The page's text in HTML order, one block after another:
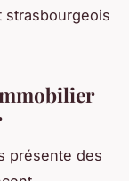
strasbourgeois
présente des